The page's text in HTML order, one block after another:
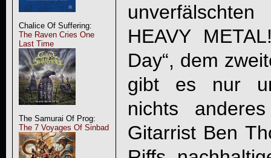
Chalice Of Suffering:
The Raven Cries One
Last Time
The Samurai Of Prog:
The 7 Voyages Of Sinbad
HEAVY
Day“, dem
gibt es nur
nichts
Gitarrist Ben